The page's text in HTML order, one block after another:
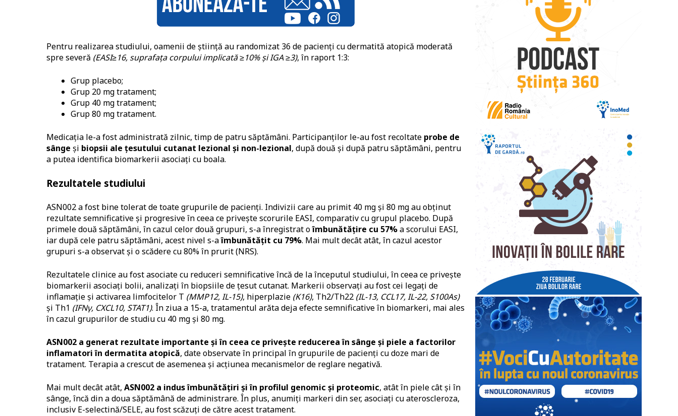
Pentru realizarea studiului, oamenii de știință au randomizat 36 de pacienți cu dermatită atopică moderată
spre severă (EASI≥16, suprafața corpului implicată ≥10% și IGA ≥3), în raport 1:3:
Grup placebo;
Grup 20 mg tratament;
Grup 40 mg tratament;
Grup 80 mg tratament.
Medicația le-a fost administrată zilnic, timp de patru săptămâni. Participanților le-au fost recoltate probe de
sânge și biopsii ale țesutului cutanat lezional și non-lezional, după două și după patru săptămâni, pentru
a putea identifica biomarkerii asociați cu boala.
Rezultatele studiului
ASN002 a fost bine tolerat de toate grupurile de pacienți. Indivizii care au primit 40 mg și 80 mg au obținut
rezultate semnificative și progresive în ceea ce privește scorurile EASI, comparativ cu grupul placebo. După
primele două săptămâni, în cazul celor două grupuri, s-a înregistrat oîmbunătățire cu 57%a scorului EASI,
iar după cele patru săptămâni, acest nivel s-aîmbunătățit cu 79%. Mai mult decât atât, în cazul acestor
grupuri s-a observat și o scădere cu 80% în prurit (NRS).
Rezultatele clinice au fost asociate cu reduceri semnificative încă de la începutul studiului, în ceea ce privește
biomarkerii asociați bolii, analizați în biopsiile de țesut cutanat. Markerii observați au fost cei legați de
inflamație și activarea limfocitelor T (MMP12, IL-15), hiperplazie (K16), Th2/Th22 (IL-13, CCL17, IL-22, S100As)
și Th1 (IFNγ, CXCL10, STAT1). În ziua a 15-a, tratamentul arăta deja efecte semnificative în biomarkeri, mai ales
în cazul grupurilor de studiu cu 40 mg și 80 mg.
ASN002 a generat rezultate importante și în ceea ce privește reducerea în sânge și piele a factorilor
inflamatori în dermatita atopică, date observate în principal în grupurile de pacienți cu doze mari de
tratament. Terapia a crescut de asemenea și acțiunea mecanismelor de reglare negativă.
Mai mult decât atât, ASN002 a indusîmbunătățiri și în profilul genomic și proteomic, atât în piele cât și în
sânge, încă din a doua săptămână de administrare. În plus, anumiți markeri din ser, asociați cu ateroscleroza,
inclusiv E-selectină/SELE, au fost scăzuți de către acest tratament.